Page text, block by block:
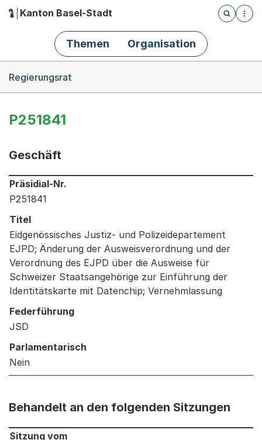
Hauptnavigation
Kanton Basel-Stadt
Öffnet
Themen Organisation
Regierungsrat
P251841
Geschäft
Informationen zum Ausgewählten Geschäft
Präsidial-Nr.
P251841
Titel
Eidgenössisches Justiz- und Polizeidepartement
EJPD; Änderung der Ausweisverordnung und der
Verordnung des EJPD über die Ausweise für
Schweizer Staatsangehörige zur Einführung der
Identitätskarte mit Datenchip; Vernehmlassung
Federführung
JSD
Parlamentarisch
Nein
Behandelt an den folgenden Sitzungen
Behandelt an den folgenden Sitzungen: Informationen
Sitzung vom